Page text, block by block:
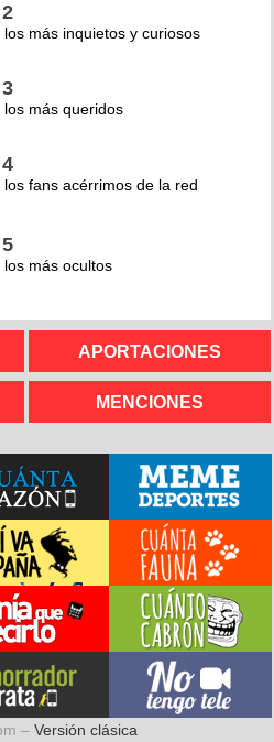
más inquietos y curiosos
más queridos
fans acérrimos de la red
más ocultos
APORTACIONES
MENCIONES
– Versión clásica